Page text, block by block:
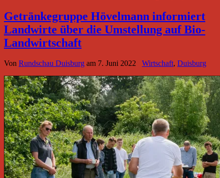
Getränkegruppe Hövelmann informiert
Landwirte über die Umstellung auf Bio-
Landwirtschaft
Von Rundschau Duisburg am 7. Juni 2022 Wirtschaft, Duisburg